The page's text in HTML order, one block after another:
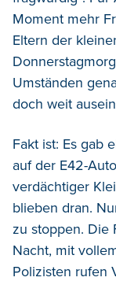
Moment mehr
Eltern der
Umständen
doch weit
Fakt ist: Es gab
auf der E42-
verdächtiger
blieben dran.
zu stoppen. Die
Nacht, mit
Polizisten rufen